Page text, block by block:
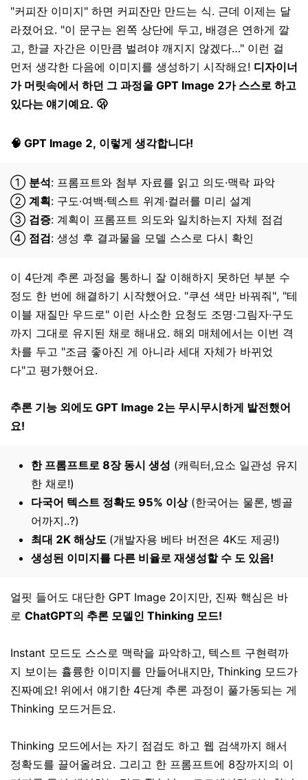
"커피잔 이미지" 하면 커피잔만 만드는 식. 근데 이제는 달
라졌어요. "이 문구는 왼쪽 상단에 두고, 배경은 연하게 깔
고, 한글 자간은 이만큼 벌려야 깨지지 않겠다…" 이런 걸
먼저 생각한 다음에 이미지를 생성하기 시작해요! 디자이너
가 머릿속에서 하던 그 과정을 GPT Image 2가 스스로 하고
있다는 얘기예요. 🫢
🧠 GPT Image 2, 이렇게 생각합니다!
① 분석: 프롬프트와 첨부 자료를 읽고 의도·맥락 파악
② 계획: 구도·여백·텍스트 위계·컬러를 미리 설계
③ 검증: 계획이 프롬프트 의도와 일치하는지 자체 점검
④ 점검: 생성 후 결과물을 모델 스스로 다시 확인
이 4단계 추론 과정을 통하니 잘 이해하지 못하던 부분 수
정도 한 번에 해결하기 시작했어요. "쿠션 색만 바꿔줘", "테
이블 재질만 우드로" 이런 사소한 요청도 조명·그림자·구도
까지 그대로 유지된 채로 해내요. 해외 매체에서는 이번 격
차를 두고 "조금 좋아진 게 아니라 세대 자체가 바뀌었
다"고 평가했어요.
추론 기능 외에도 GPT Image 2는 무시무시하게 발전했어
요!
한 프롬프트로 8장 동시 생성 (캐릭터,요소 일관성 유지
한 채로!)
다국어 텍스트 정확도 95% 이상(한국어는 물론, 벵골
어까지..?)
최대 2K 해상도 (개발자용 베타 버전은 4K도 제공!)
생성된 이미지를 다른 비율로 재생성할 수 도 있음!
얼핏 들어도 대단한 GPT Image 2이지만, 진짜 핵심은 바
로 ChatGPT의 추론 모델인 Thinking 모드!
Instant 모드도 스스로 맥락을 파악하고, 텍스트 구현력까
지 보이는 휼륭한 이미지를 만들어내지만, Thinking 모드가
진짜예요! 위에서 얘기한 4단계 추론 과정이 풀가동되는 게
Thinking 모드거든요.
Thinking 모드에서는 자기 점검도 하고 웹 검색까지 해서
정확도를 끌어올려요. 그리고 한 프롬프트에 8장까지의 이